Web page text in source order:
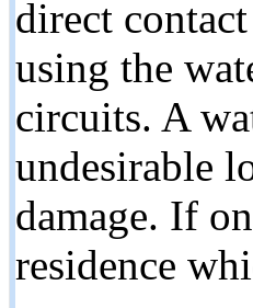
direct
using the
circuits. A
undesirable
damage. If
residence